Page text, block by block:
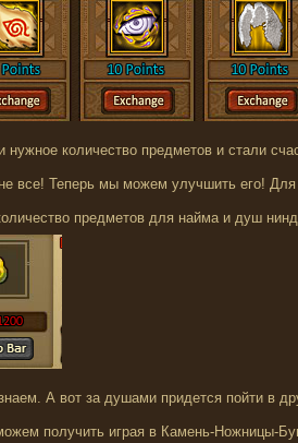
нужное количество предметов и стали
все! Теперь мы можем улучшить его! Для
предметов для найма и душ
А вот за душами придется пойти в
получить играя в Камень-Ножницы-